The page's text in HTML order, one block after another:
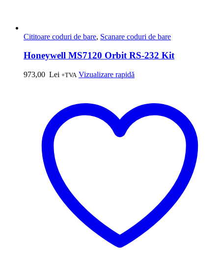
Cititoare coduri de bare, Scanare coduri de bare
Honeywell MS7120 Orbit RS-232 Kit
973,00 Lei +TVA Vizualizare rapidă